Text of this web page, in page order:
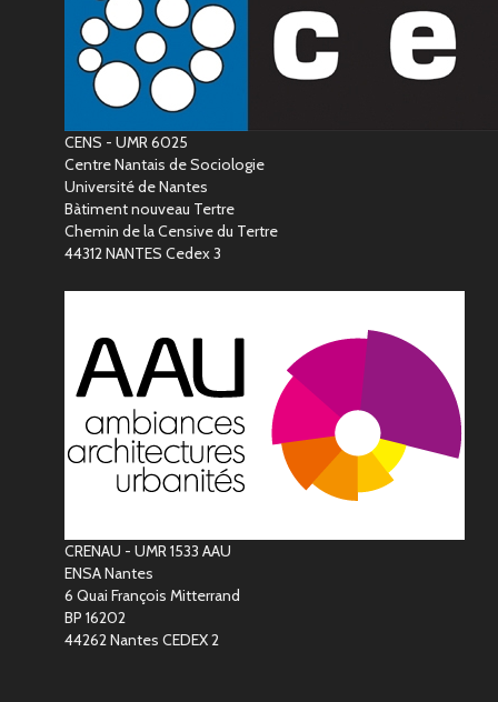
CENS - UMR 6025
Centre Nantais de Sociologie
Université de Nantes
Bàtiment nouveau Tertre
Chemin de la Censive du Tertre
44312 NANTES Cedex 3
CRENAU - UMR 1533 AAU
ENSA Nantes
6 Quai François Mitterrand
BP 16202
44262 Nantes CEDEX 2